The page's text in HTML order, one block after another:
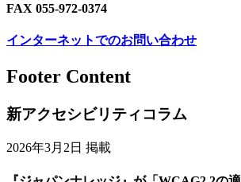
FAX 055-972-0374
インターネットでのお問い合わせ
Footer Content
新アクセシビリティコラム
2026年3月2日 掲載